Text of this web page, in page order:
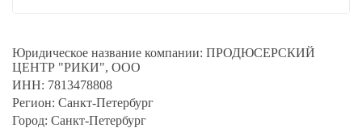
Юридическое название компании: ПРОДЮСЕРСКИЙ
ЦЕНТР "РИКИ", ООО
ИНН: 7813478808
Регион: Санкт-Петербург
Город: Санкт-Петербург